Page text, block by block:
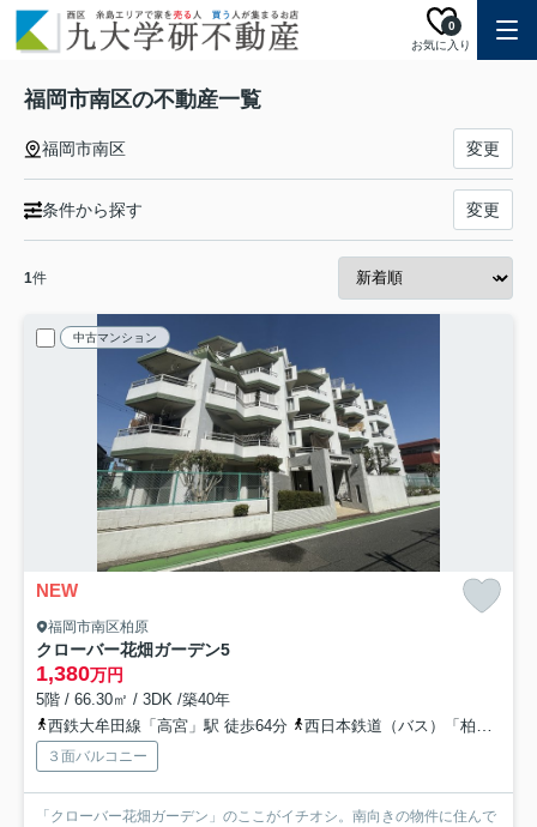
お気に入り
0
福岡市南区の不動産一覧
福岡市南区 変更
条件から探す 変更
1件
中古マンション
NEW
福岡市南区柏原
クローバー花畑ガーデン5
1,380万円
5階 / 66.30㎡ / 3DK /築40年
西鉄大牟田線「高宮」駅 徒歩64分
西日本鉄道（バス）「柏原（福岡市）」バス停下車 徒歩3分
３面バルコニー
「クローバー花畑ガーデン」のここがイチオシ。南向きの物件に住んで